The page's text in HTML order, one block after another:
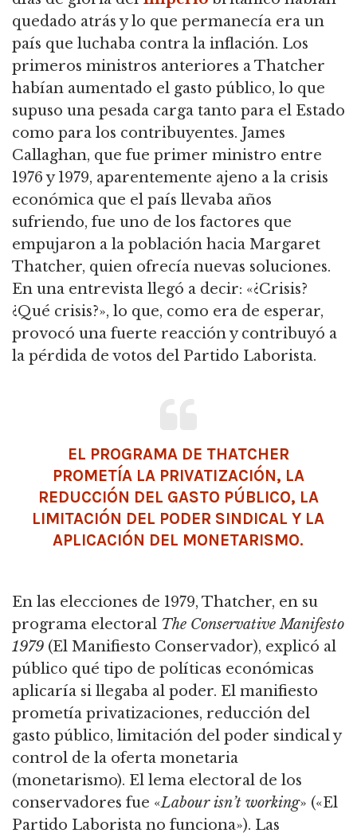
quedado atrás y lo que permanecía era un
país que luchaba contra la inflación. Los
primeros ministros anteriores a Thatcher
habían aumentado el gasto público, lo que
supuso una pesada carga tanto para el Estado
como para los contribuyentes. James
Callaghan, que fue primer ministro entre
1976 y 1979, aparentemente ajeno a la crisis
económica que el país llevaba años
sufriendo, fue uno de los factores que
empujaron a la población hacia Margaret
Thatcher, quien ofrecía nuevas soluciones.
En una entrevista llegó a decir: «¿Crisis?
¿Qué crisis?», lo que, como era de esperar,
provocó una fuerte reacción y contribuyó a
la pérdida de votos del Partido Laborista.
EL PROGRAMA DE THATCHER
PROMETÍA LA PRIVATIZACIÓN, LA
REDUCCIÓN DEL GASTO PÚBLICO, LA
LIMITACIÓN DEL PODER SINDICAL Y LA
APLICACIÓN DEL MONETARISMO.
En las elecciones de 1979, Thatcher, en su
programa electoral The Conservative Manifesto
1979 (El Manifiesto Conservador), explicó al
público qué tipo de políticas económicas
aplicaría si llegaba al poder. El manifiesto
prometía privatizaciones, reducción del
gasto público, limitación del poder sindical y
control de la oferta monetaria
(monetarismo). El lema electoral de los
conservadores fue «Labour isn’t working» («El
Partido Laborista no funciona»). Las